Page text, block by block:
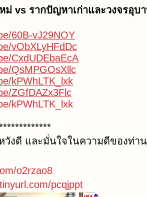
ม่ vs รากปัญหาเก่าและวงจรอุบ
60B-vJ29NOY
vObXLyHFdDc
CxdUDEbaEcA
QsMPGOsXllc
kPWhLTK_lxk
ZGfDAZx3Flc
kPWhLTK_lxk
วังดี และมั่นใจในความดีของท่า
o2rzao8
pcqjppt